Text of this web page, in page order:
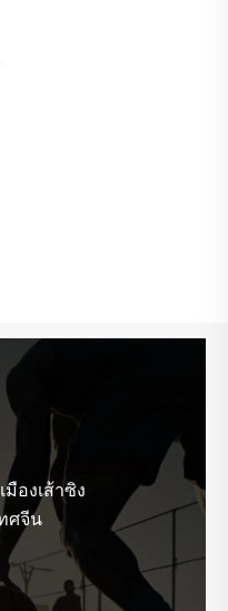
มืองเส้าซิง
ศจีน